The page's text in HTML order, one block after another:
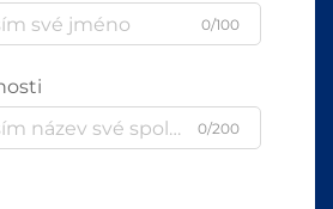
0/100
0/200